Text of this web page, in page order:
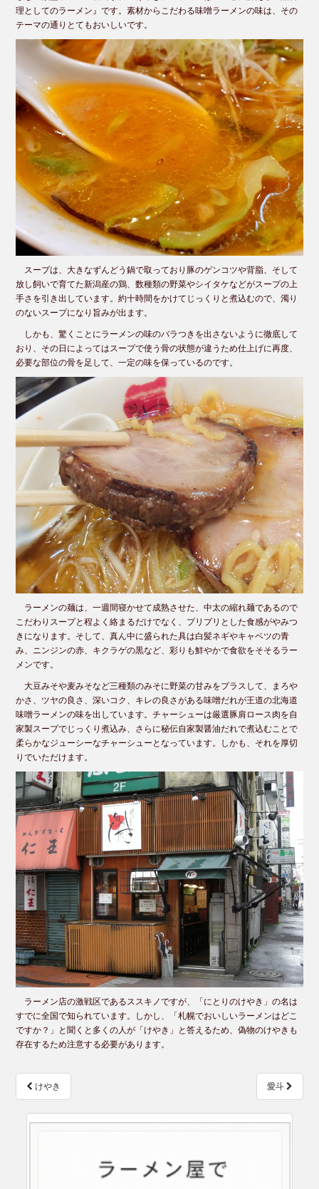
理としてのラーメン』です。素材からこだわる味噌ラーメンの味は、その
テーマの通りとてもおいしいです。
スープは、大きなずんどう鍋で取っており豚のゲンコツや背脂、そして
放し飼いで育てた新潟産の鶏、数種類の野菜やシイタケなどがスープの上
手さを引き出しています。約十時間をかけてじっくりと煮込むので、濁り
のないスープになり旨みが出ます。
しかも、驚くことにラーメンの味のバラつきを出さないように徹底して
おり、その日によってはスープで使う骨の状態が違うため仕上げに再度、
必要な部位の骨を足して、一定の味を保っているのです。
ラーメンの麺は、一週間寝かせて成熟させた、中太の縮れ麺であるので
こだわりスープと程よく絡まるだけでなく、プリプリとした食感がやみつ
きになります。そして、真ん中に盛られた具は白髪ネギやキャベツの青
み、ニンジンの赤、キクラゲの黒など、彩りも鮮やかで食欲をそそるラー
メンです。
大豆みそや麦みそなど三種類のみそに野菜の甘みをプラスして、まろや
かさ、ツヤの良さ、深いコク、キレの良さがある味噌だれが王道の北海道
味噌ラーメンの味を出しています。チャーシューは厳選豚肩ロース肉を自
家製スープでじっくり煮込み、さらに秘伝自家製醤油だれで煮込むことで
柔らかなジューシーなチャーシューとなっています。しかも、それを厚切
りでいただけます。
ラーメン店の激戦区であるススキノですが、「にとりのけやき」の名は
すでに全国で知られています。しかし、「札幌でおいしいラーメンはどこ
ですか？」と聞くと多くの人が「けやき」と答えるため、偽物のけやきも
存在するため注意する必要があります。
けやき 愛斗